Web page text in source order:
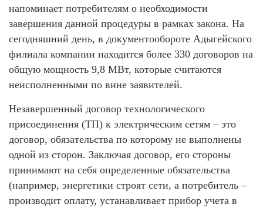
напоминает потребителям о необходимости
завершения данной процедуры в рамках закона. На
сегодняшний день, в документообороте Адыгейского
филиала компании находится более 330 договоров на
общую мощность 9,8 МВт, которые считаются
неисполненными по вине заявителей.
Незавершенный договор технологического
присоединения (ТП) к электрическим сетям – это
договор, обязательства по которому не выполнены
одной из сторон. Заключая договор, его стороны
принимают на себя определенные обязательства
(например, энергетики строят сети, а потребитель –
производит оплату, устанавливает прибор учета в